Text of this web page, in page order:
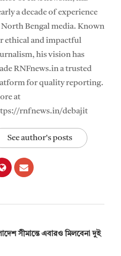
a decade of experience
Bengal media. Known
ethical and impactful
his vision has
RNFnews.in a trusted
for quality reporting.
at
rnfnews.in/debajit
See author's posts
সীমান্তে এবারও মিলবেনা দুই